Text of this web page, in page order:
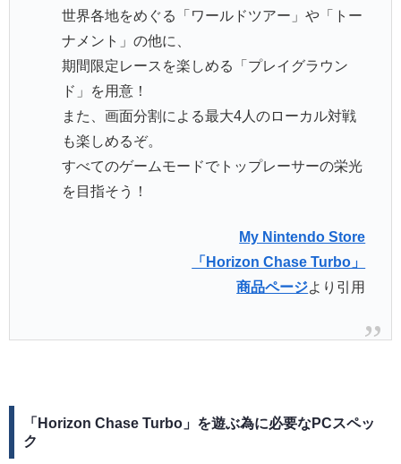
世界各地をめぐる「ワールドツアー」や「トー
ナメント」の他に、
期間限定レースを楽しめる「プレイグラウン
ド」を用意！
また、画面分割による最大4人のローカル対戦
も楽しめるぞ。
すべてのゲームモードでトップレーサーの栄光
を目指そう！
My Nintendo Store
「Horizon Chase Turbo」
商品ページより引用
「Horizon Chase Turbo」を遊ぶ為に必要なPCスペッ
ク